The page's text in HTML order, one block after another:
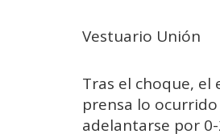
Vestuario Unión
Tras el choque, el
prensa lo
adelantarse por